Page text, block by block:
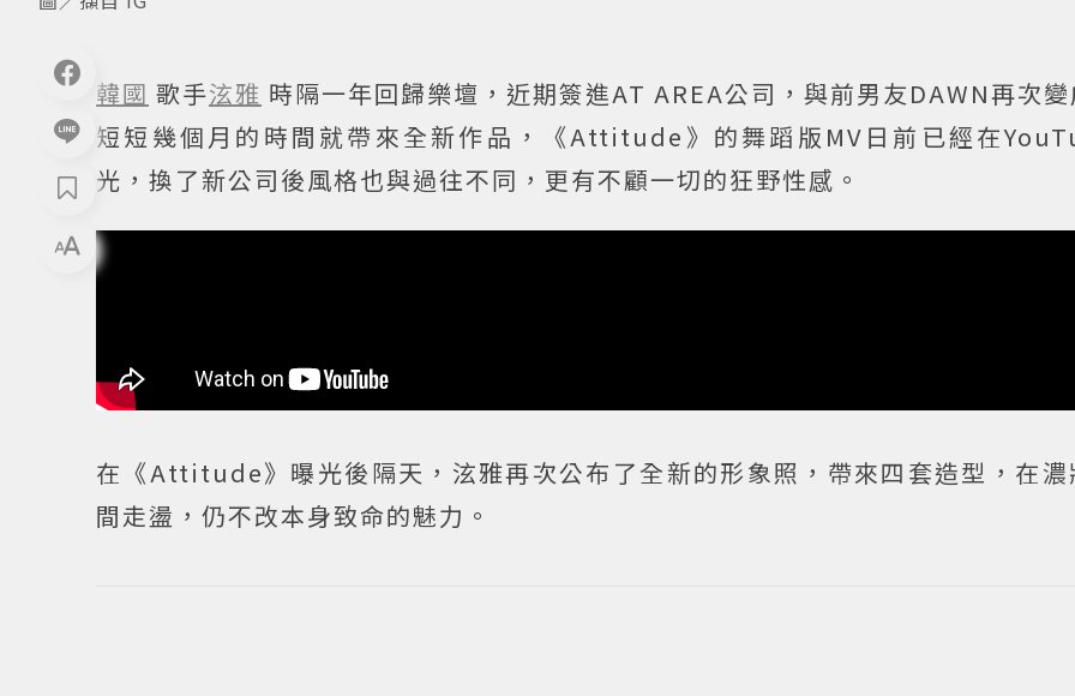
韓國 歌手泫雅 時隔一年回歸樂壇，近期簽進AT AREA公司，與前男友DAWN再次變
短短幾個月的時間就帶來全新作品，《Attitude》的舞蹈版MV日前已經在
光，換了新公司後風格也與過往不同，更有不顧一切的狂野性感。
在《Attitude》曝光後隔天，泫雅再次公布了全新的形象照，帶來四套造型，在濃
間走盪，仍不改本身致命的魅力。